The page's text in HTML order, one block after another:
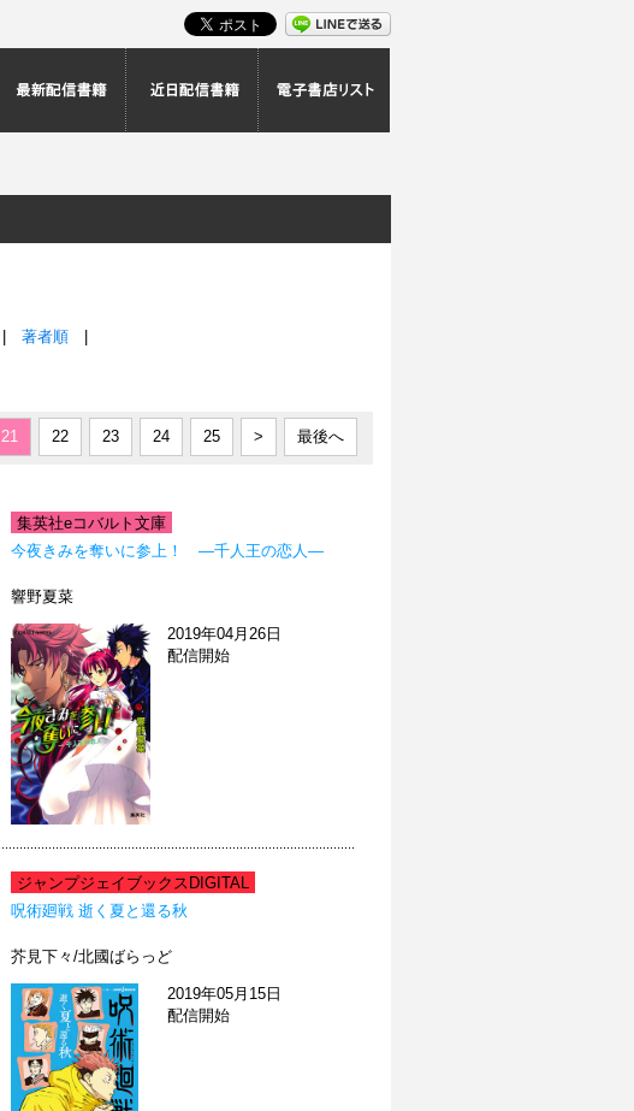
著者順
21 22 23 24 25 > 最後へ
集英社eコバルト文庫
今夜きみを奪いに参上！ ―千人王の恋人―
響野夏菜
2019年04月26日
配信開始
ジャンプジェイブックスDIGITAL
呪術廻戦 逝く夏と還る秋
芥見下々/北國ばらっど
2019年05月15日
配信開始